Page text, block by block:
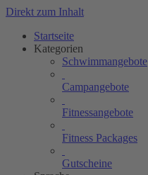
Direkt zum Inhalt
Startseite
Kategorien
Schwimmangebote
Campangebote
Fitnessangebote
Fitness Packages
Gutscheine